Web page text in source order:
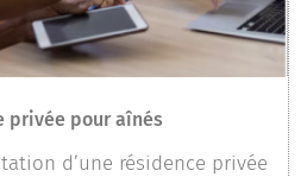
privée pour aînés
d’une résidence privée